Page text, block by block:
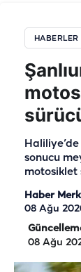
HABERLER
sonucu
motosiklet
Haber
08 Ağu
08 Ağu